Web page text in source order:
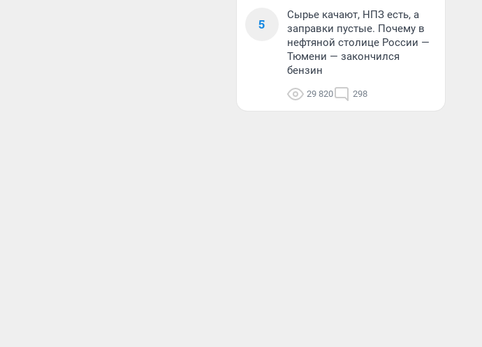
5
Сырье качают, НПЗ есть, а
заправки пустые. Почему в
нефтяной столице России —
Тюмени — закончился
бензин
29 820 298